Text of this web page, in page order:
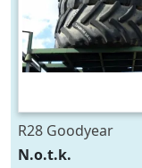
R28 Goodyear
540/75R28
N.o.t.k.